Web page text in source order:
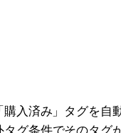
入済み」タグを自
グ条件でそのタグ